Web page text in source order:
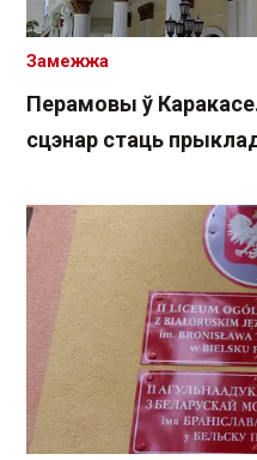
Перамовы ў
сцэнар стаць
Замежжа